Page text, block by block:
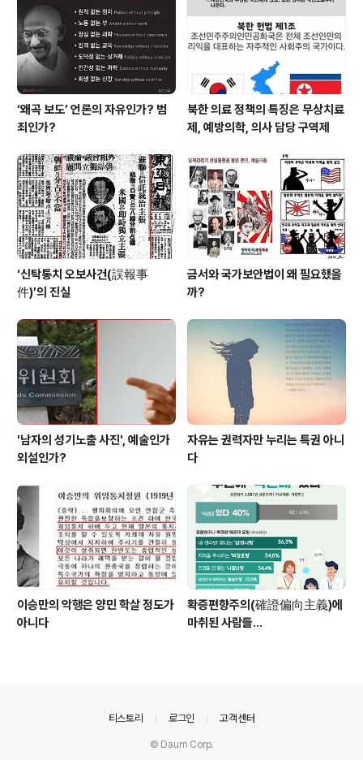
을 감당하기 전, 전통사회에서의 교육은 가정의 몫이었다.
농업사회에서 교육은 삶을 이어가는 능력을 터득케 하는
일이었다. 농사를 짓는 기술을 배우고 조상과 ..
‘왜곡 보도’ 언론의 자유인가? 범
죄인가?
북한 의료 정책의 특징은 무상치료
제, 예방의학, 의사 담당 구역제
‘신탁통치 오보사건(誤報事
件)’의 진실
금서와 국가보안법이 왜 필요했을
까?
'남자의 성기노출 사진', 예술인가
외설인가?
자유는 권력자만 누리는 특권 아니
다
이승만의 악행은 양민 학살 정도가
아니다
확증편향주의(確證偏向主義)에
마취된 사람들...
티스토리 로그인 고객센터
© Daum Corp.